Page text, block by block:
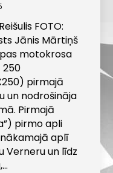
FOTO:
Jānis Mārtiņš
motokrosa
pirmajā
un nodrošināja
Pirmajā
pirmo apli
aplī
Verneru un līdz